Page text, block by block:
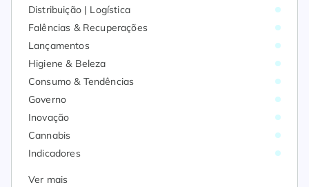
Distribuição | Logística
Falências & Recuperações
Lançamentos
Higiene & Beleza
Consumo & Tendências
Governo
Inovação
Cannabis
Indicadores
Ver mais